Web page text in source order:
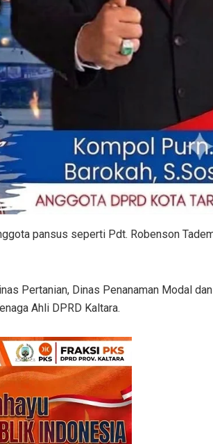
pansus seperti Pdt. Robenson
Pertanian, Dinas Penanaman Modal
Ahli DPRD Kaltara.